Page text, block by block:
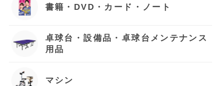
書籍・DVD・カード・ノート
卓球台・設備品・卓球台メンテナンス
用品
マシン